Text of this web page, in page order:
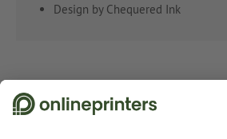
Design by Chequered Ink
Voir la police